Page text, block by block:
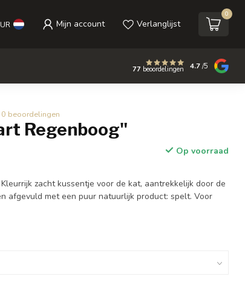
Mijn account Verlanglijst
0
77 beoordelingen 4.7/5
0 beoordelingen
Regenboog"
Op voorraad
zacht kussentje voor de kat, aantrekkelijk door de
afgevuld met een puur natuurlijk product: spelt. Voor